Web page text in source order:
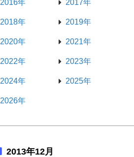
2016年 2017年
2018年 2019年
2020年 2021年
2022年 2023年
2024年 2025年
2026年
2013年12月